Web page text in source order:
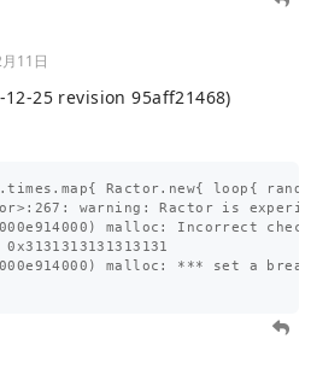
11日
25 revision 95aff21468)
Ractor.new{ loop{
warning: Ractor is
malloc: Incorrect
malloc: *** set a